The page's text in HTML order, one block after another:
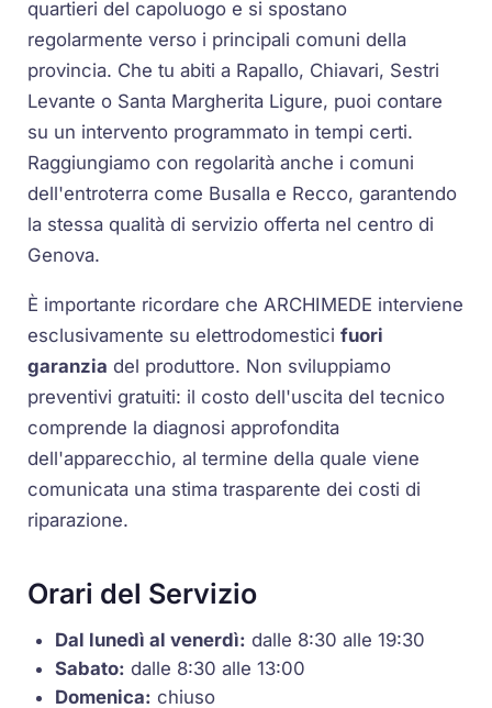
quartieri del capoluogo e si spostano
regolarmente verso i principali comuni della
provincia. Che tu abiti a Rapallo, Chiavari, Sestri
Levante o Santa Margherita Ligure, puoi contare
su un intervento programmato in tempi certi.
Raggiungiamo con regolarità anche i comuni
dell'entroterra come Busalla e Recco, garantendo
la stessa qualità di servizio offerta nel centro di
Genova.
È importante ricordare che ARCHIMEDE interviene
esclusivamente su elettrodomesticifuori
garanzia del produttore. Non sviluppiamo
preventivi gratuiti: il costo dell'uscita del tecnico
comprende la diagnosi approfondita
dell'apparecchio, al termine della quale viene
comunicata una stima trasparente dei costi di
riparazione.
Orari del Servizio
Dal lunedì al venerdì: dalle 8:30 alle 19:30
Sabato: dalle 8:30 alle 13:00
Domenica: chiuso